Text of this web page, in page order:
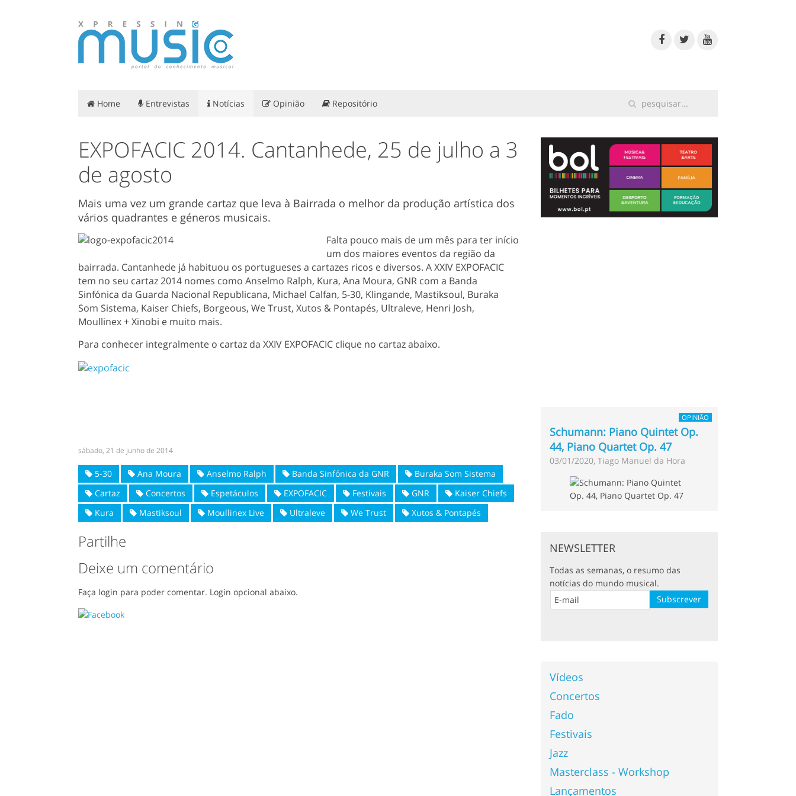
Home Entrevistas Notícias Opinião Repositório
EXPOFACIC 2014. Cantanhede, 25 de julho a 3
de agosto
Mais uma vez um grande cartaz que leva à Bairrada o melhor da produção artística dos
vários quadrantes e géneros musicais.
Falta pouco mais de um mês para ter início
um dos maiores eventos da região da
bairrada. Cantanhede já habituou os portugueses a cartazes ricos e diversos. A XXIV EXPOFACIC
tem no seu cartaz 2014 nomes como Anselmo Ralph, Kura, Ana Moura, GNR com a Banda
Sinfónica da Guarda Nacional Republicana, Michael Calfan, 5-30, Klingande, Mastiksoul, Buraka
Som Sistema, Kaiser Chiefs, Borgeous, We Trust, Xutos & Pontapés, Ultraleve, Henri Josh,
Moullinex + Xinobi e muito mais.
Para conhecer integralmente o cartaz da XXIV EXPOFACIC clique no cartaz abaixo.
sábado, 21 de junho de 2014
5-30 Ana Moura Anselmo Ralph Banda Sinfónica da GNR
Buraka Som Sistema
Cartaz
Concertos Espetáculos EXPOFACIC Festivais GNR
Kaiser Chiefs
Kura
Mastiksoul Moullinex Live Ultraleve We Trust Xutos & Pontapés
Partilhe
Deixe um comentário
Faça login para poder comentar. Login opcional abaixo.
OPINIÃO
Schumann: Piano Quintet Op.
44, Piano Quartet Op. 47
03/01/2020, Tiago Manuel da Hora
NEWSLETTER
Todas as semanas, o resumo das
notícias do mundo musical.
Vídeos
Concertos
Fado
Festivais
Jazz
Masterclass - Workshop
Lançamentos